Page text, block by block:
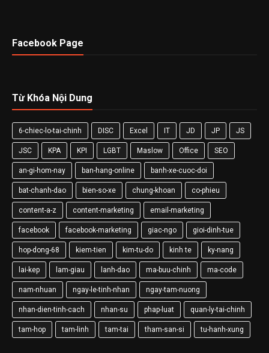
Facebook Page
Từ Khóa Nội Dung
6-chiec-lo-tai-chinh DISC Excel IT JD JP JS
JSC KPA KPI LGBT Maslow Office SEO
an-gi-hom-nay ban-hang-online banh-xe-cuoc-doi
bat-chanh-dao bien-so-xe chung-khoan co-phieu
content-a-z content-marketing email-marketing
facebook facebook-marketing giac-ngo gioi-dinh-tue
hop-dong-68 kiem-tien kim-tu-do kinh te ky-nang
lai-kep lam-giau lanh-dao ma-buu-chinh ma-code
nam-nhuan ngay-le-tinh-nhan ngay-tam-nuong
nhan-dien-tinh-cach nhan-su phap-luat quan-ly-tai-chinh
tam-hop tam-linh tam-tai tham-san-si tu-hanh-xung